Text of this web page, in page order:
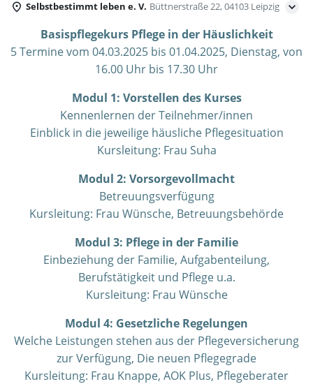
Selbstbestimmt leben e. V. Büttnerstraße 22, 04103 Leipzig
Basispflegekurs Pflege in der Häuslichkeit
5 Termine vom 04.03.2025 bis 01.04.2025, Dienstag, von
16.00 Uhr bis 17.30 Uhr
Modul 1: Vorstellen des Kurses
Kennenlernen der Teilnehmer/innen
Einblick in die jeweilige häusliche Pflegesituation
Kursleitung: Frau Suha
Modul 2: Vorsorgevollmacht
Betreuungsverfügung
Kursleitung: Frau Wünsche, Betreuungsbehörde
Modul 3: Pflege in der Familie
Einbeziehung der Familie, Aufgabenteilung,
Berufstätigkeit und Pflege u.a.
Kursleitung: Frau Wünsche
Modul 4: Gesetzliche Regelungen
Welche Leistungen stehen aus der Pflegeversicherung
zur Verfügung, Die neuen Pflegegrade
Kursleitung: Frau Knappe, AOK Plus, Pflegeberater